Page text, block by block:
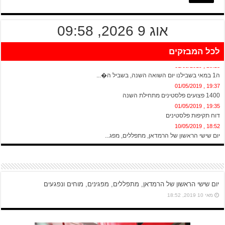
אוג 9 2026, 09:58
לכל המבזקים
ה1 במאי בשבילנו יום השואה השנה, בשביל ה�...
19:37 , 01/05/2019
1400 פצועים פלסטינים מתחילת השנה
19:35 , 01/05/2019
דוח תקיפות פלסטינים
18:52 , 10/05/2019
יום שישי הראשון של הרמדאן, מתפללים, מפג...
יום שישי הראשון של הרמדאן, מתפללים, מפגינים, מוחים ונפגעים
מאי 10 2019, 18:52